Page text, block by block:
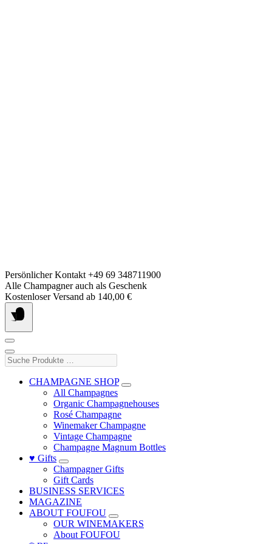
Skip
to
content
Persönlicher Kontakt +49 69 348711900
Alle Champagner auch als Geschenk
Kostenloser Versand ab 140,00 €
Suche
Produkte
CHAMPAGNE SHOP
All Champagnes
Organic Champagnehouses
Rosé Champagne
Winemaker Champagne
Vintage Champagne
Champagne Magnum Bottles
♥ Gifts
Champagner Gifts
Gift Cards
BUSINESS SERVICES
MAGAZINE
ABOUT FOUFOU
OUR WINEMAKERS
About FOUFOU